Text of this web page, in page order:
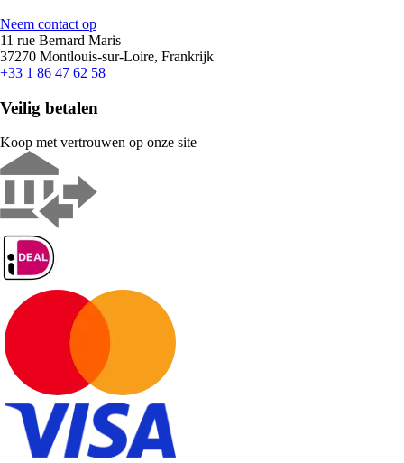
Neem contact op
11 rue Bernard Maris
37270 Montlouis-sur-Loire, Frankrijk
+33 1 86 47 62 58
Veilig betalen
Koop met vertrouwen op onze site